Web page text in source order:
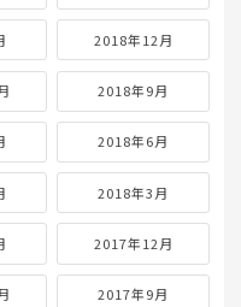
2018年12月
2018年9月
2018年6月
2018年3月
2017年12月
2017年9月